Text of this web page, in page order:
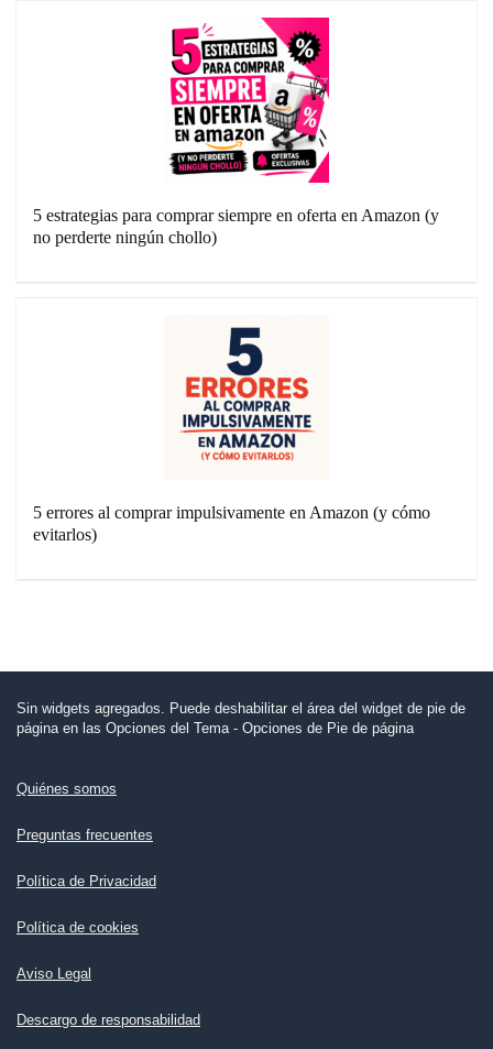
5 estrategias para comprar siempre en oferta en Amazon (y
no perderte ningún chollo)
5 errores al comprar impulsivamente en Amazon (y cómo
evitarlos)
Sin widgets agregados. Puede deshabilitar el área del widget de pie de
página en las Opciones del Tema - Opciones de Pie de página
Quiénes somos
Preguntas frecuentes
Política de Privacidad
Política de cookies
Aviso Legal
Descargo de responsabilidad